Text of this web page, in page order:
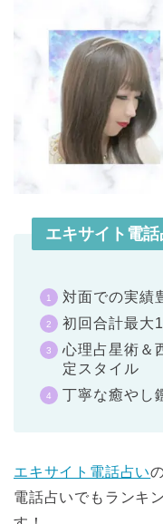
エキサイト電
対面での実績
初回合計最大
心理占星術＆
定スタイル
丁寧な癒やし
エキサイト電話占い
電話占いでもランキ